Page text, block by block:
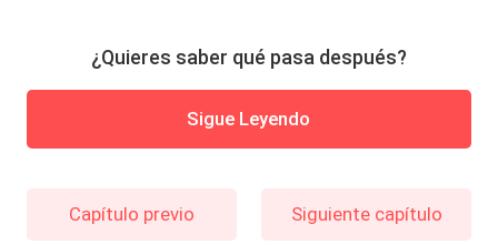
¿Quieres saber qué pasa después?
Sigue Leyendo
Capítulo previo Siguiente capítulo